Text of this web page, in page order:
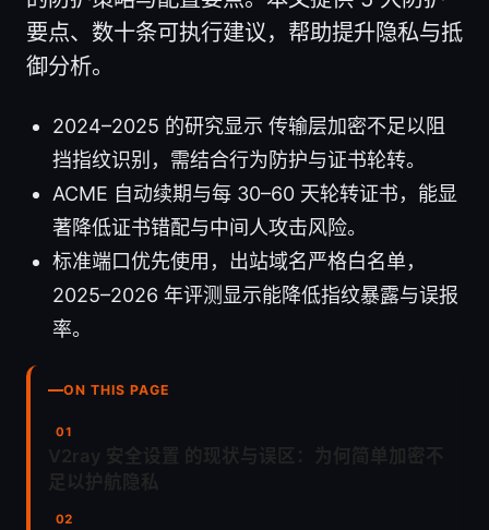
要点、数十条可执行建议，帮助提升隐私与抵
御分析。
2024–2025 的研究显示 传输层加密不足以阻
挡指纹识别，需结合行为防护与证书轮转。
ACME 自动续期与每 30–60 天轮转证书，能显
著降低证书错配与中间人攻击风险。
标准端口优先使用，出站域名严格白名单，
2025–2026 年评测显示能降低指纹暴露与误报
率。
ON THIS PAGE